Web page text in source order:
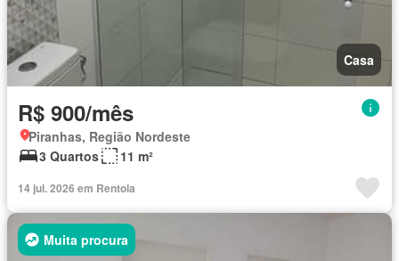
Casa
R$ 900/mês
Piranhas, Região Nordeste
3 Quartos
11 m²
14 jul. 2026 em Rentola
Muita procura